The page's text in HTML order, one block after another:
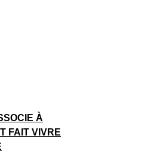
À
FAIT VIVRE